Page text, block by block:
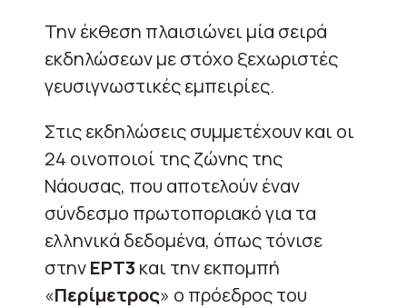
Την έκθεση πλαισιώνει μία σειρά
εκδηλώσεων με στόχο ξεχωριστές
γευσιγνωστικές εμπειρίες.
Στις εκδηλώσεις συμμετέχουν και οι
24 οινοποιοί της ζώνης της
Νάουσας, που αποτελούν έναν
σύνδεσμο πρωτοποριακό για τα
ελληνικά δεδομένα, όπως τόνισε
στηνΕΡΤ3 και την εκπομπή
«Περίμετρος» ο πρόεδρος του